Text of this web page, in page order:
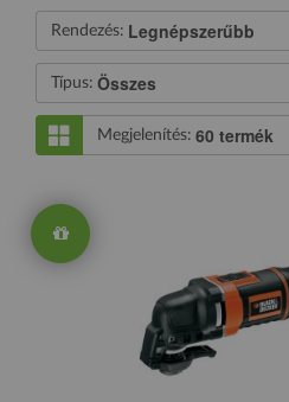
Rendezés: Legnépszerűbb
Típus: Összes
Megjelenítés: 60 termék